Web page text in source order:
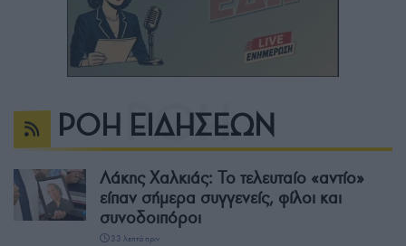
ΡΟΗ ΕΙΔΗΣΕΩΝ
Λάκης Χαλκιάς: Το τελευταίο «αντίο»
είπαν σήμερα συγγενείς, φίλοι και
συνοδοιπόροι
33 λεπτά πριν